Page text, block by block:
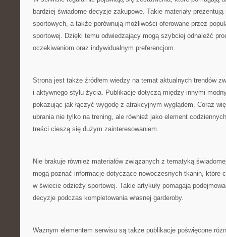
bardziej świadome decyzje zakupowe. Takie materiały
sportowych, a także porównują możliwości oferowane przez
sportowej. Dzięki temu odwiedzający mogą szybciej odnaleźć
oczekiwaniom oraz indywidualnym preferencjom.
Strona jest także źródłem wiedzy na temat aktualnych trendów
i aktywnego stylu życia. Publikacje dotyczą między innymi
pokazując jak łączyć wygodę z atrakcyjnym wyglądem. Coraz
ubrania nie tylko na trening, ale również jako element
treści cieszą się dużym zainteresowaniem.
Nie brakuje również materiałów związanych z tematyką
mogą poznać informacje dotyczące nowoczesnych tkanin, które
w świecie odzieży sportowej. Takie artykuły pomagają
decyzje podczas kompletowania własnej garderoby.
Ważnym elementem serwisu są także publikacje poświęcone